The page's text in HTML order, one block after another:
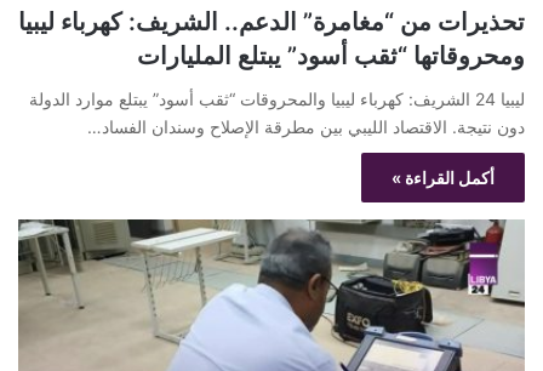
تحذيرات من “مغامرة” الدعم.. الشريف: كهرباء ليبيا
ومحروقاتها “ثقب أسود” يبتلع المليارات
ليبيا 24 الشريف: كهرباء ليبيا والمحروقات “ثقب أسود” يبتلع موارد الدولة
دون نتيجة. الاقتصاد الليبي بين مطرقة الإصلاح وسندان الفساد…
أكمل القراءة »